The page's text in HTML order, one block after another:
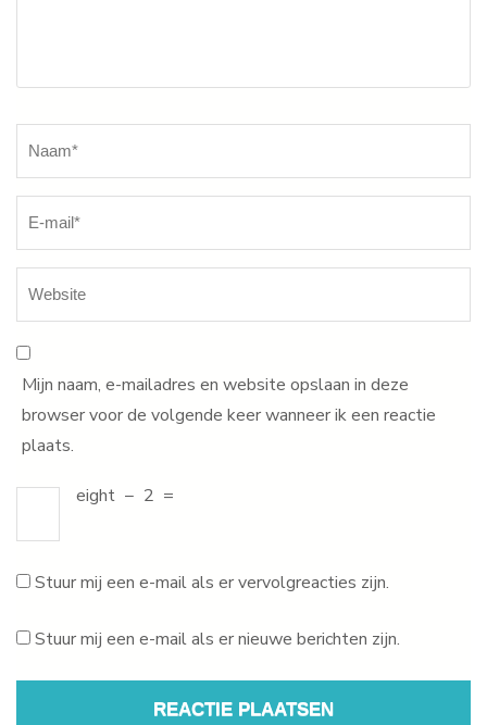
Mijn naam, e-mailadres en website opslaan in deze
browser voor de volgende keer wanneer ik een reactie
plaats.
eight − 2 =
Stuur mij een e-mail als er vervolgreacties zijn.
Stuur mij een e-mail als er nieuwe berichten zijn.